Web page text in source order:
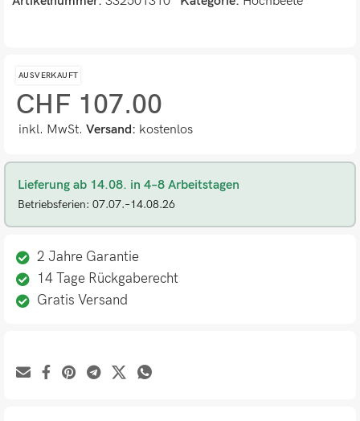
AUSVERKAUFT
CHF 107.00
inkl. MwSt. Versand: kostenlos
Lieferung ab 14.08. in 4–8 Arbeitstagen
Betriebsferien: 07.07.–14.08.26
2 Jahre Garantie
14 Tage Rückgaberecht
Gratis Versand